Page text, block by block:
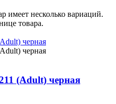
имеет несколько вариаций.
товара.
(Adult) черная